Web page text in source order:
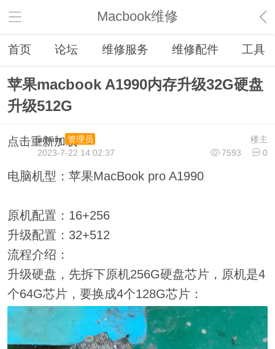
Macbook维修
首页 论坛 维修服务 维修配件 工具
苹果macbook A1990内存升级32G硬盘
升级512G
点击重新加载 楼主
admin
管理员
7593
0
2023-7-22 14:02:37
电脑机型：苹果MacBook pro A1990
原机配置：16+256
升级配置：32+512
流程介绍：
升级硬盘，先拆下原机256G硬盘芯片，原机是4
个64G芯片，要换成4个128G芯片：